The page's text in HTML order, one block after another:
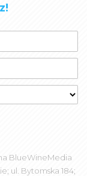
BlueWineMedia
ul. Bytomska 184;